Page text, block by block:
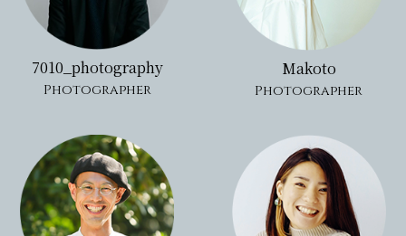
7010_photography
Photographer
Makoto
Photographer